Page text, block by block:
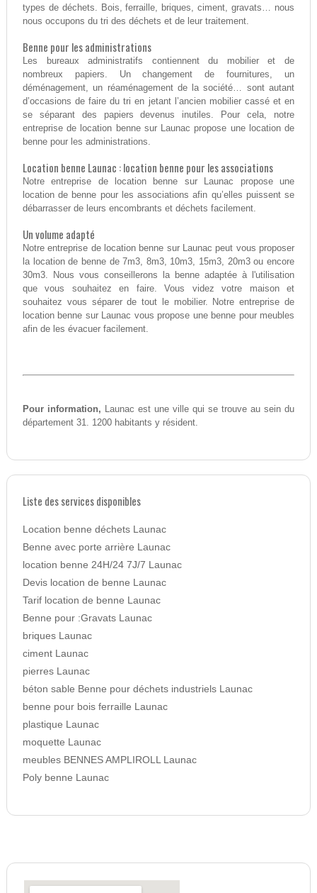
types de déchets. Bois, ferraille, briques, ciment, gravats… nous
nous occupons du tri des déchets et de leur traitement.
Benne pour les administrations
Les bureaux administratifs contiennent du mobilier et de
nombreux papiers. Un changement de fournitures, un
déménagement, un réaménagement de la société… sont autant
d’occasions de faire du tri en jetant l’ancien mobilier cassé et en
se séparant des papiers devenus inutiles. Pour cela, notre
entreprise de location benne sur Launac propose une location de
benne pour les administrations.
Location benne Launac : location benne pour les associations
Notre entreprise de location benne sur Launac propose une
location de benne pour les associations afin qu’elles puissent se
débarrasser de leurs encombrants et déchets facilement.
Un volume adapté
Notre entreprise de location benne sur Launac peut vous proposer
la location de benne de 7m3, 8m3, 10m3, 15m3, 20m3 ou encore
30m3. Nous vous conseillerons la benne adaptée à l'utilisation
que vous souhaitez en faire. Vous videz votre maison et
souhaitez vous séparer de tout le mobilier. Notre entreprise de
location benne sur Launac vous propose une benne pour meubles
afin de les évacuer facilement.
Pour information, Launac est une ville qui se trouve au sein du
département 31. 1200 habitants y résident.
Liste des services disponibles
Location benne déchets Launac
Benne avec porte arrière Launac
location benne 24H/24 7J/7 Launac
Devis location de benne Launac
Tarif location de benne Launac
Benne pour :Gravats Launac
briques Launac
ciment Launac
pierres Launac
béton sable Benne pour déchets industriels Launac
benne pour bois ferraille Launac
plastique Launac
moquette Launac
meubles BENNES AMPLIROLL Launac
Poly benne Launac